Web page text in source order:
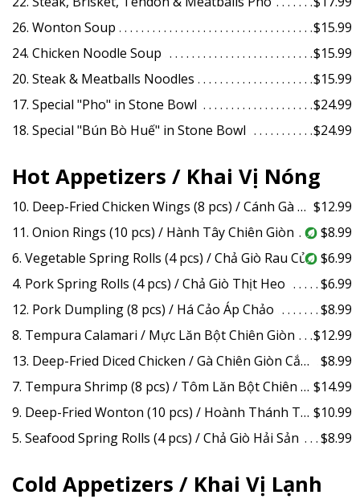
26. Wonton Soup
$15.99
24. Chicken Noodle Soup
$15.99
20. Steak & Meatballs Noodles
$15.99
17. Special "Pho" in Stone Bowl
$24.99
18. Special "Bún Bò Huế" in Stone Bowl
$24.99
Hot Appetizers / Khai Vị Nóng
10. Deep-Fried Chicken Wings (8 pcs) / Cánh Gà Chiên $12.99
11. Onion Rings (10 pcs) / Hành Tây Chiên Giòn
$8.99
6. Vegetable Spring Rolls (4 pcs) / Chả Giò Rau Củ
$6.99
4. Pork Spring Rolls (4 pcs) / Chả Giò Thịt Heo
$6.99
12. Pork Dumpling (8 pcs) / Há Cảo Áp Chảo
$8.99
8. Tempura Calamari / Mực Lăn Bột Chiên Giòn
$12.99
13. Deep-Fried Diced Chicken / Gà Chiên Giòn Cắt Hạt Lựu
$8.99
7. Tempura Shrimp (8 pcs) / Tôm Lăn Bột Chiên Giòn $14.99
9. Deep-Fried Wonton (10 pcs) / Hoành Thánh Tôm Chiên Giòn $10.99
5. Seafood Spring Rolls (4 pcs) / Chả Giò Hải Sản
$8.99
Cold Appetizers / Khai Vị Lạnh